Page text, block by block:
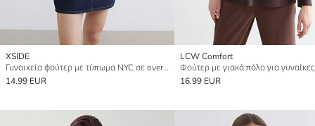
XSIDE
Γυναικεία φούτερ με τύπωμα NYC σε oversized γραμμή
14.99 EUR
LCW Comfort
Φούτερ με γιακά πόλο για γυναίκες
16.99 EUR